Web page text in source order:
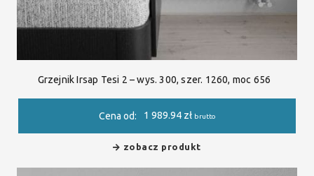
Grzejnik Irsap Tesi 2 – wys. 300, szer. 1260, moc 656
Cena od: 1 989.94 zł brutto
zobacz produkt